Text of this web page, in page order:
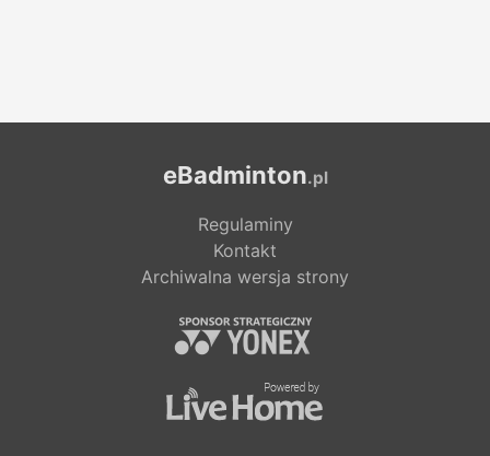
eBadminton.pl
Regulaminy
Kontakt
Archiwalna wersja strony